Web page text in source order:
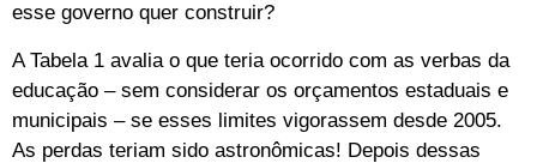
esse governo quer construir?
A Tabela 1 avalia o que teria ocorrido com as verbas da
educação – sem considerar os orçamentos estaduais e
municipais – se esses limites vigorassem desde 2005.
As perdas teriam sido astronômicas! Depois dessas